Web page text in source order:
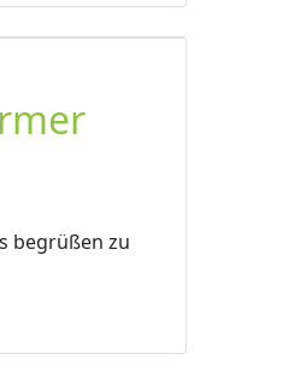
begrüßen zu